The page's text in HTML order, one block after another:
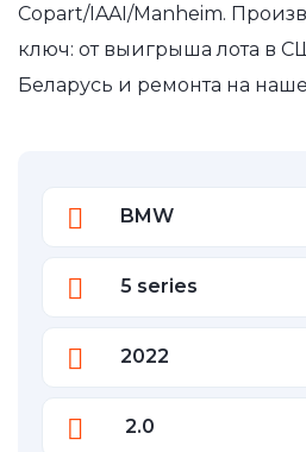
Copart/IAAI/Manheim.
ключ: от выигрыша лота в
Беларусь и ремонта на
BMW
5 series
2022
2.0